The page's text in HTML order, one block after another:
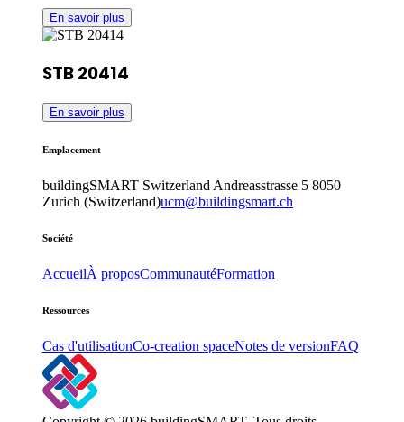
En savoir plus
STB 20414
En savoir plus
Emplacement
buildingSMART Switzerland Andreasstrasse 5 8050
Zurich (Switzerland)ucm@buildingsmart.ch
Société
AccueilÀ proposCommunautéFormation
Ressources
Cas d'utilisationCo-creation spaceNotes de versionFAQ